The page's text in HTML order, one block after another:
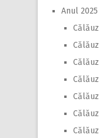
Anul 2025